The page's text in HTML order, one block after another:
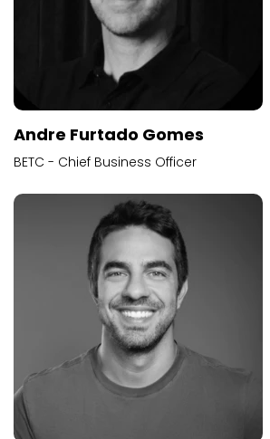
Andre Furtado Gomes
BETC - Chief Business Officer